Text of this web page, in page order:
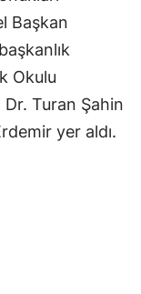
Başkan
Okulu
Turan Şahin
yer aldı.